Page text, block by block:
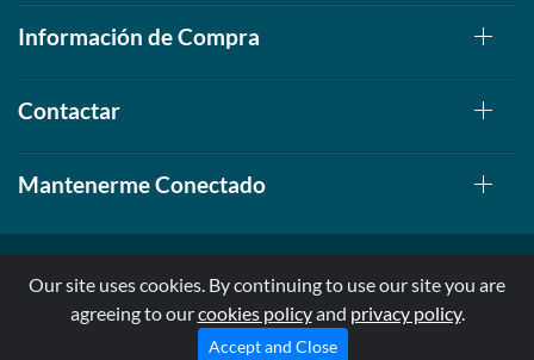
Información de Compra
Contactar
Mantenerme Conectado
© 1999-2026, AllStarHealth.com | All Rights Reserved
* Estas declaraciones no han sido evaluadas por la FDA
Our site uses cookies. By continuing to use our site you are
agreeing to ourcookies policyand privacy policy.
Accept and Close